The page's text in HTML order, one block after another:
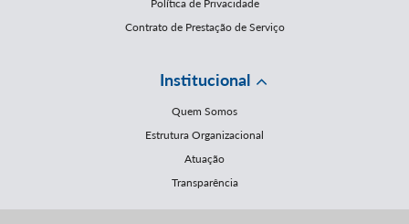
Política de Privacidade
Contrato de Prestação de Serviço
Institucional
Quem Somos
Estrutura Organizacional
Atuação
Transparência